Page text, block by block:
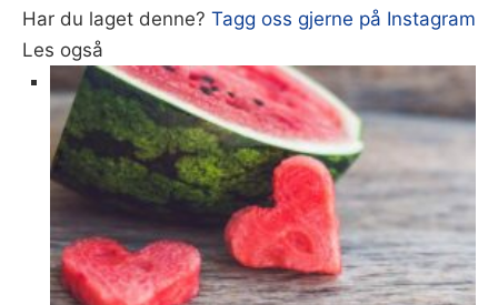
Har du laget denne? Tagg oss gjerne på Instagram
Les også